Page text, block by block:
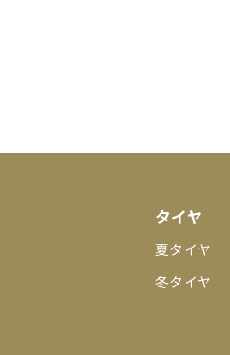
タイヤ
夏タイヤ
冬タイヤ